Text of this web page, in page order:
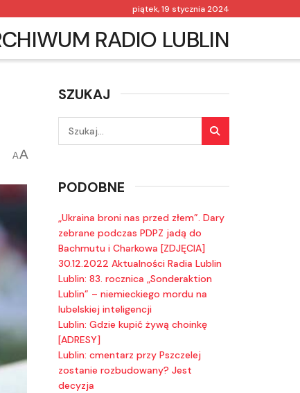
piątek, 19 stycznia 2024
RADIO LUBLIN
AA
SZUKAJ
PODOBNE
„Ukraina broni nas przed złem”. Dary
zebrane podczas PDPZ jadą do
Bachmutu i Charkowa [ZDJĘCIA]
30.12.2022 Aktualności Radia Lublin
Lublin: 83. rocznica „Sonderaktion
Lublin” – niemieckiego mordu na
lubelskiej inteligencji
Lublin: Gdzie kupić żywą choinkę
[ADRESY]
Lublin: cmentarz przy Pszczelej
zostanie rozbudowany? Jest
decyzja